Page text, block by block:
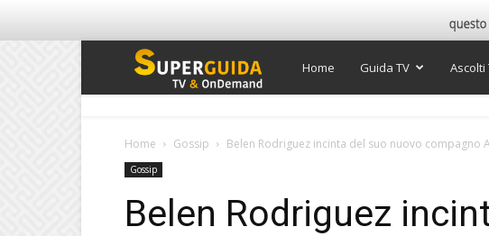
Super
Home Guida TV Ascolti
Home Gossip Belen Rodriguez incinta del suo nuovo compagno
Gossip
Belen Rodriguez